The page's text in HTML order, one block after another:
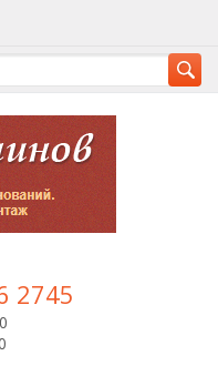
2745